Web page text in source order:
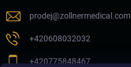
prodej@zollnermedical.com
+420608032032
+420775848467